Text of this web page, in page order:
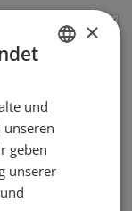
Bitter
FRENCH
×
und
unseren
geben
unserer